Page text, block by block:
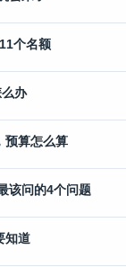
个名额
办
预算怎么算
该问的4个问题
知道